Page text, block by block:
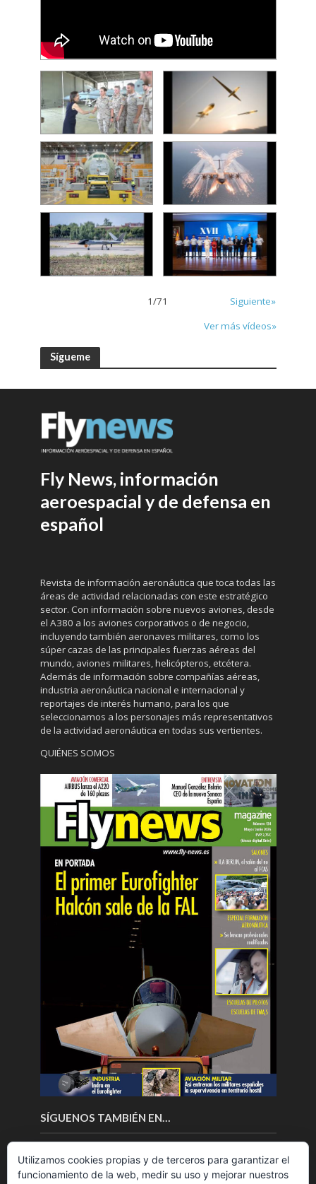
1/71
Siguiente»
Ver más vídeos»
Sígueme
Fly News, información
aeroespacial y de defensa en
español
Revista de información aeronáutica que toca todas las
áreas de actividad relacionadas con este estratégico
sector. Con información sobre nuevos aviones, desde
el A380 a los aviones corporativos o de negocio,
incluyendo también aeronaves militares, como los
súper cazas de las principales fuerzas aéreas del
mundo, aviones militares, helicópteros, etcétera.
Además de información sobre compañías aéreas,
industria aeronáutica nacional e internacional y
reportajes de interés humano, para los que
seleccionamos a los personajes más representativos
de la actividad aeronáutica en todas sus vertientes.
QUIÉNES SOMOS
SÍGUENOS TAMBIÉN EN…
Utilizamos cookies propias y de terceros para garantizar el
funcionamiento de la web, medir su uso y mejorar nuestros